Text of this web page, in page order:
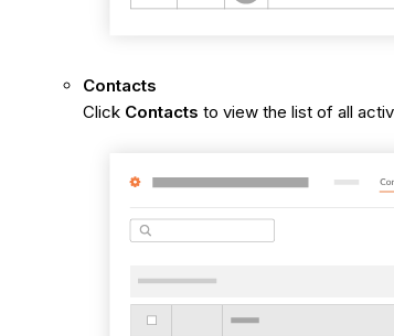
Contacts
Click Contacts to view the list of all